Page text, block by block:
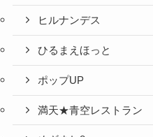
ヒルナンデス
ひるまえほっと
ポップUP
満天★青空レストラン